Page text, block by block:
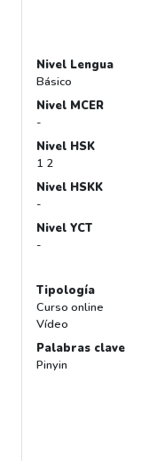
Nivel Lengua
Básico
Nivel MCER
-
Nivel HSK
1 2
Nivel HSKK
-
Nivel YCT
-
Tipología
Curso online
Vídeo
Palabras clave
Pinyin